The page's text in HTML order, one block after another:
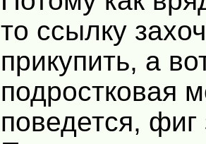
то ссылку
прикупить, а
подростковая
поведется, фиг